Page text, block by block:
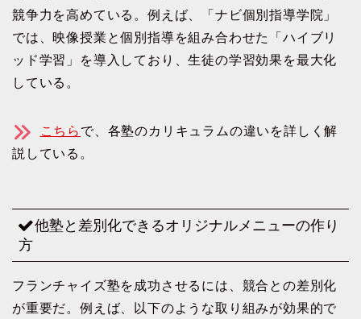
競争力を高めている。例えば、「ナビ個別指導学院」
では、映像授業と個別指導を組み合わせた「ハイブリ
ッド学習」を導入しており、生徒の学習効果を最大化
している。
こちら で、各塾のカリキュラムの違いを詳しく解
説している。
他塾と差別化できるオリジナルメニューの作り
方
フランチャイズ塾を成功させるには、競合との差別化
が重要だ。例えば、以下のような取り組みが効果的で